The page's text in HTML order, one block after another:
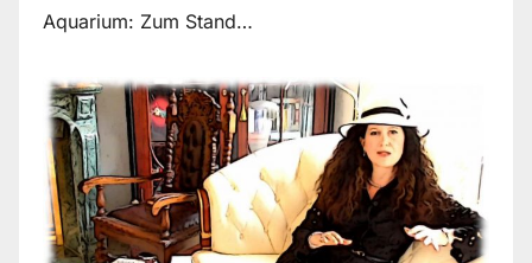
Aquarium: Zum Stand…